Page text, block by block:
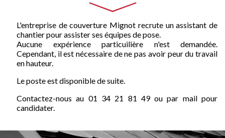
L'entreprise de couverture Mignot recrute un assistant de
chantier pour assister ses équipes de pose.
Aucune expérience particuilière n'est demandée.
Cependant, il est nécessaire de ne pas avoir peur du travail
en hauteur.
Le poste est disponible de suite.
Contactez-nous au 01 34 21 81 49 ou par mail pour
candidater.